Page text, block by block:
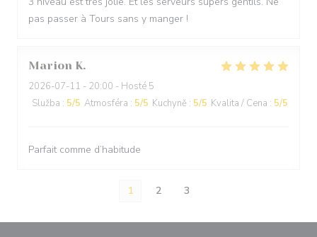
pas passer à Tours sans y manger !
Marion K
2026-07-11 - 20:00 - Hosté 5
Služba : 5/5 Atmosféra : 5/5 Kuchyně : 5/5 Kvalita / Cena : 5/5
Parfait comme d’habitude
1 2 3